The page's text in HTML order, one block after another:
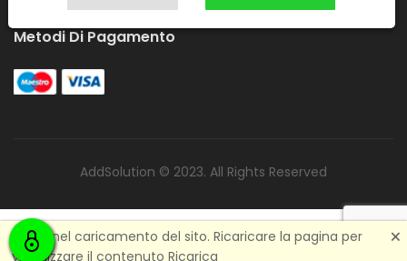
Metodi Di Pagamento
AddSolution © 2023. All Rights Reserved
Errore nel caricamento del sito. Ricaricare la pagina per
visualizzare il contenuto Ricarica
🗙